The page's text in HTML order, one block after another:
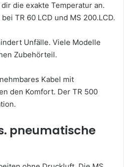
die exakte Temperatur an.
TR 60 LCD und MS 200.LCD.
Unfälle. Viele Modelle
Zubehörteil.
Kabel mit
den Komfort. Der TR 500
pneumatische